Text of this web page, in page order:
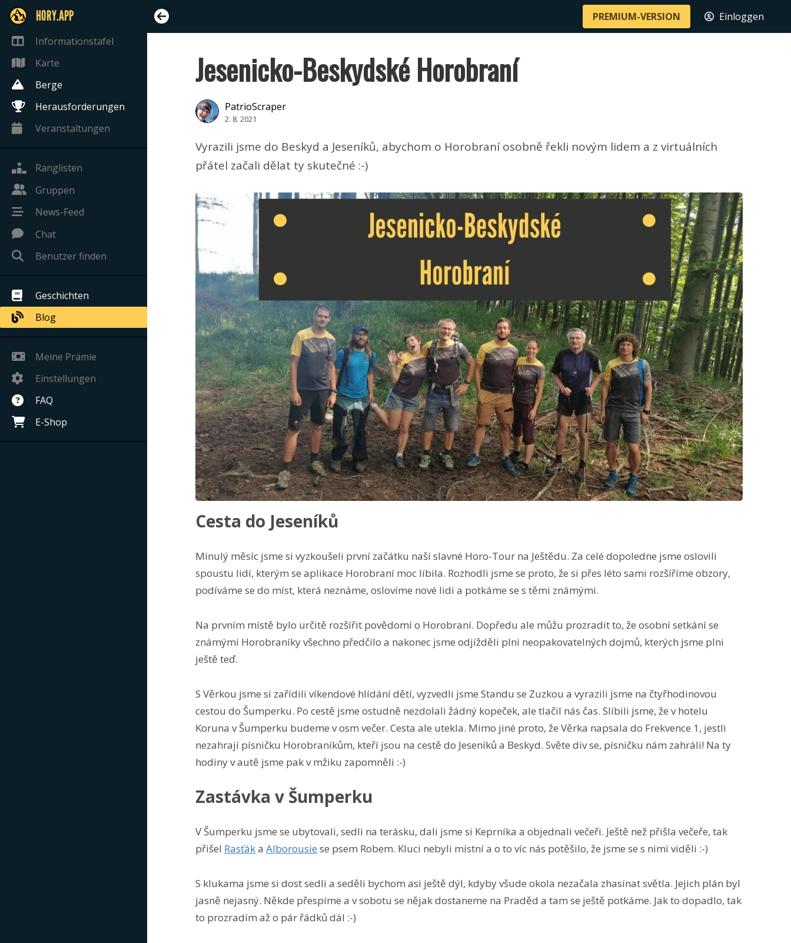
HORY.APP
Informationstafel
Karte
Berge
Herausforderungen
Veranstaltungen
Ranglisten
Gruppen
News-Feed
Chat
Benutzer finden
Geschichten
Blog
Meine Prämie
Einstellungen
FAQ
E-Shop
PREMIUM-VERSION Einloggen
Jesenicko-Beskydské Horobraní
PatrioScraper
2. 8. 2021
Vyrazili jsme do Beskyd a Jeseníků, abychom o Horobraní osobně řekli novým lidem a z virtuálních
přátel začali dělat ty skutečné :-)
Cesta do Jeseníků
Minulý měsíc jsme si vyzkoušeli první začátku naší slavné Horo-Tour na Ještědu. Za celé dopoledne jsme oslovili
spoustu lidí, kterým se aplikace Horobraní moc líbila. Rozhodli jsme se proto, že si přes léto sami rozšíříme obzory,
podíváme se do míst, která neznáme, oslovíme nové lidi a potkáme se s těmi známými.
Na prvním místě bylo určitě rozšířit povědomí o Horobraní. Dopředu ale můžu prozradit to, že osobní setkání se
známými Horobraníky všechno předčilo a nakonec jsme odjížděli plni neopakovatelných dojmů, kterých jsme plni
ještě teď.
S Věrkou jsme si zařídili víkendové hlídání dětí, vyzvedli jsme Standu se Zuzkou a vyrazili jsme na čtyřhodinovou
cestou do Šumperku. Po cestě jsme ostudně nezdolali žádný kopeček, ale tlačil nás čas. Slíbili jsme, že v hotelu
Koruna v Šumperku budeme v osm večer. Cesta ale utekla. Mimo jiné proto, že Věrka napsala do Frekvence 1, jestli
nezahrají písničku Horobraníkům, kteří jsou na cestě do Jeseníků a Beskyd. Světe div se, písničku nám zahráli! Na ty
hodiny v autě jsme pak v mžiku zapomněli :-)
Zastávka v Šumperku
V Šumperku jsme se ubytovali, sedli na terásku, dali jsme si Keprníka a objednali večeři. Ještě než přišla večeře, tak
přišel Rasťáka Alborousie se psem Robem. Kluci nebyli místní a o to víc nás potěšilo, že jsme se s nimi viděli :-)
S klukama jsme si dost sedli a seděli bychom asi ještě dýl, kdyby všude okola nezačala zhasínat světla. Jejich plán byl
jasně nejasný. Někde přespíme a v sobotu se nějak dostaneme na Praděd a tam se ještě potkáme. Jak to dopadlo, tak
to prozradím až o pár řádků dál :-)